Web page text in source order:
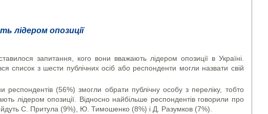
лідером опозиції
запитання, кого вони вважають лідером опозиції в Україні.
список з шести публічних осіб або респонденти могли назвати свій
респондентів (56%) змогли обрати публічну особу з переліку, тобто
лідером опозиції. Відносно найбільше респондентів говорили про
С. Притула (9%), Ю. Тимошенко (8%) і Д. Разумков (7%).